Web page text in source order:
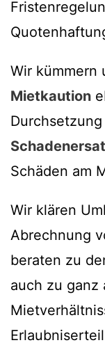
Wir kümmern
Mietkaution
Schäden am
Wir klären
Abrechnung
beraten zu
auch zu ganz